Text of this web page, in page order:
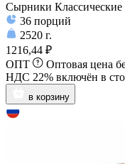
Сырники
36 порций
2520 г.
1216,44 ₽
ОПТ
Оптовая цена
НДС 22% включён в
в корзину